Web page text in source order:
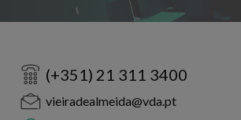
(+351) 21 311 3400
vieiradealmeida@vda.pt